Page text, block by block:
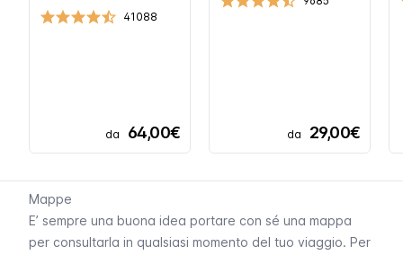
41088
da 64,00€ da 29,00€
Mappe
E’ sempre una buona idea portare con sé una mappa
per consultarla in qualsiasi momento del tuo viaggio. Per